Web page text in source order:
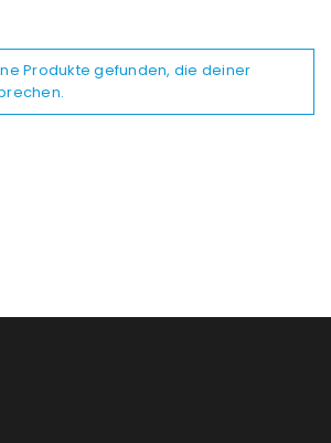
Produkte gefunden, die deiner